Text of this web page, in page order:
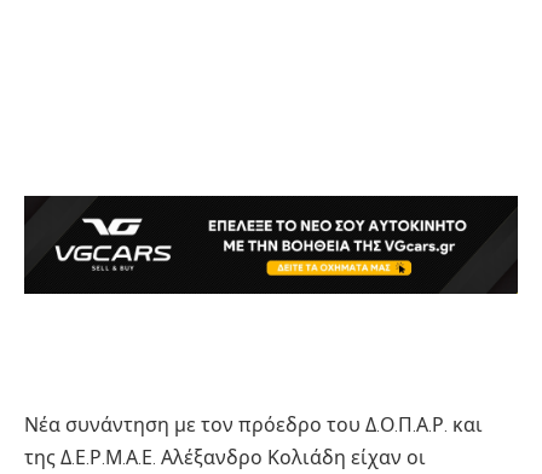
Νέα συνάντηση με τον πρόεδρο του Δ.Ο.Π.Α.Ρ. και
της Δ.Ε.Ρ.Μ.Α.Ε. Αλέξανδρο Κολιάδη είχαν οι